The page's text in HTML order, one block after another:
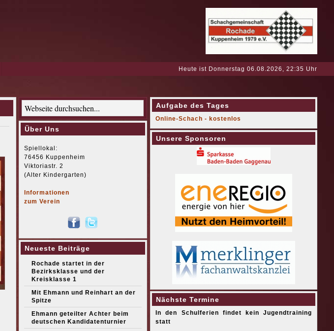
Heute ist Donnerstag 06.08.2026, 22:35 Uhr
Über Uns
Spiellokal:
76456 Kuppenheim
Viktoriastr. 2
(Alter Kindergarten)
Informationen
zum Verein
Neueste Beiträge
Rochade startet in der
Bezirksklasse und der
Kreisklasse 1
Mit Ehmann und Reinhart an der
Spitze
Ehmann geteilter Achter beim
deutschen Kandidatenturnier
Aufgabe des Tages
Online-Schach - kostenlos
Unsere Sponsoren
Nächste Termine
In den Schulferien findet kein Jugendtraining
statt